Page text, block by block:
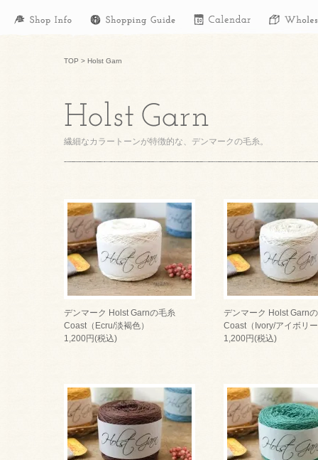
TOP > Holst Garn
繊細なカラートーンが特徴的な、デンマークの毛糸。
デンマーク Holst Garnの毛糸
Coast（Ecru/淡褐色）
1,200円(税込)
デンマーク Holst Garn
Coast（Ivory/アイボリ
1,200円(税込)